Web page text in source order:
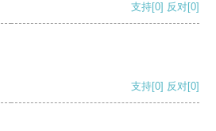
支持[0] 反对[0]
支持[0] 反对[0]